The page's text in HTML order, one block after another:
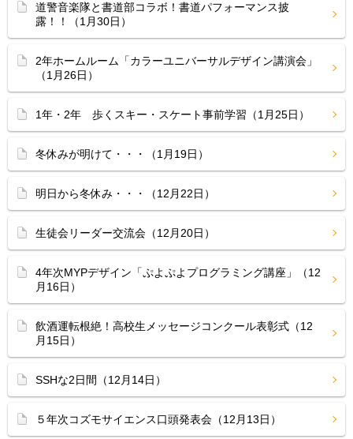
道警音楽隊と書道部コラボ！書道パフォーマンス披
露！！（1月30日）
2年ホームルーム「カラーユニバーサルデザイン講演会」
（1月26日）
1年・2年 歩くスキー・スケート事前学習（1月25日）
冬休みが明けて・・・（1月19日）
明日から冬休み・・・（12月22日）
生徒会リーダー交流会（12月20日）
4年次MYPデザイン「ぷよぷよプログラミング講座」（12
月16日）
飲酒運転根絶！高校生メッセージコンクール表彰式（12
月15日）
SSHな2日間（12月14日）
５年次コズモサイエンス口頭発表会（12月13日）